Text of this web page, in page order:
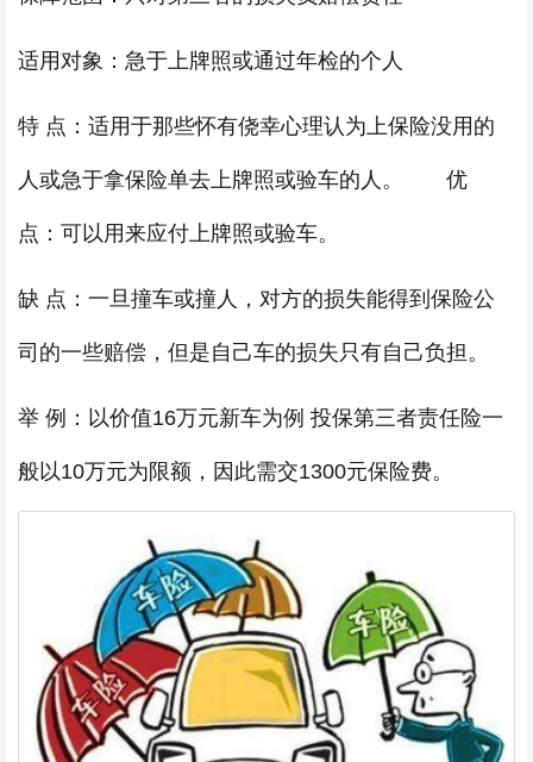
适用对象：急于上牌照或通过年检的个人
特 点：适用于那些怀有侥幸心理认为上保险没用的
人或急于拿保险单去上牌照或验车的人。 优
点：可以用来应付上牌照或验车。
缺 点：一旦撞车或撞人，对方的损失能得到保险公
司的一些赔偿，但是自己车的损失只有自己负担。
举 例：以价值16万元新车为例 投保第三者责任险一
般以10万元为限额，因此需交1300元保险费。